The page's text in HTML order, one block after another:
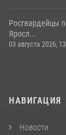
Росгвардейцы
Яросл...
03 августа 2026,
НАВИГАЦИЯ
Новости